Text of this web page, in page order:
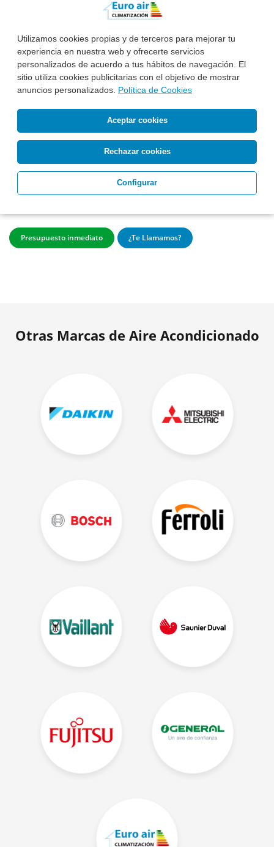
Utilizamos cookies propias y de terceros para mejorar tu
experiencia en nuestra web y ofrecerte servicios
personalizados de acuerdo a tus hábitos de navegación. El
sitio utiliza cookies publicitarias con el objetivo de mostrar
anuncios personalizados. Política de Cookies
Aceptar cookies
Rechazar cookies
Configurar
DAIKIN ADEAS71A - Nuevo modelo !
2.450 €*
Antes: 3.705 €
Instalación básicae IVA incluidos
Presupuesto inmediato ¿Te Llamamos?
Otras Marcas de Aire Acondicionado